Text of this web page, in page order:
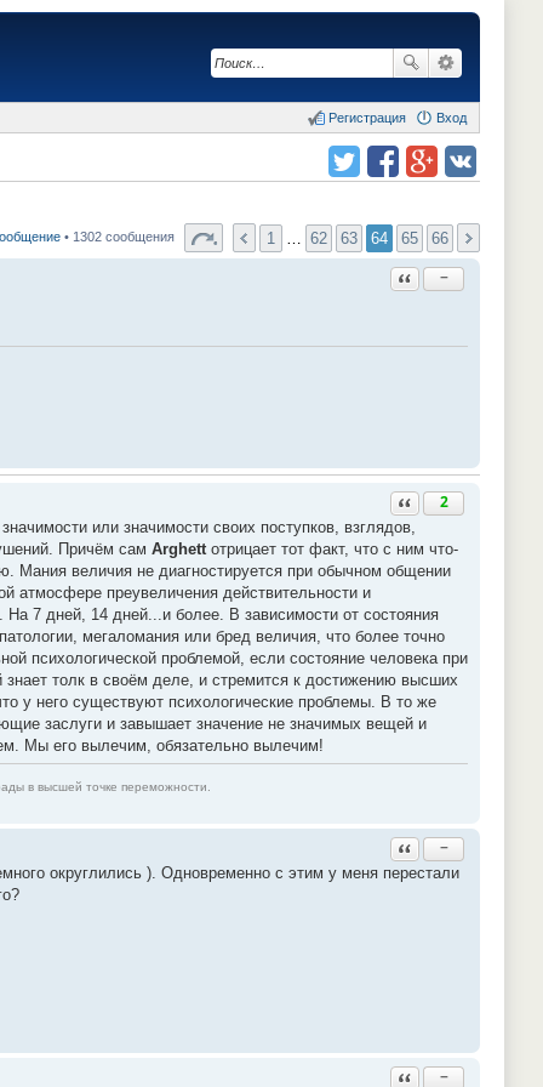
Вход
Регистрация
• 1302 сообщения 1 62 63 64 65 66
Ответить с цитатой
−
Ответить с цитатой
2
или значимости своих поступков, взглядов,
Причём сам Arghettотрицает тот факт, что с ним что-
Мания величия не диагностируется при обычном общении
атмосфере преувеличения действительности и
7 дней, 14 дней...и более. В зависимости от состояния
мегаломания или бред величия, что более точно
психологической проблемой, если состояние человека при
толк в своём деле, и стремится к достижению высших
у него существуют психологические проблемы. В то же
заслуги и завышает значение не значимых вещей и
Мы его вылечим, обязательно вылечим!
в высшей точке переможности.
Ответить с цитатой
−
округлились ). Одновременно с этим у меня перестали
Ответить с цитатой
−